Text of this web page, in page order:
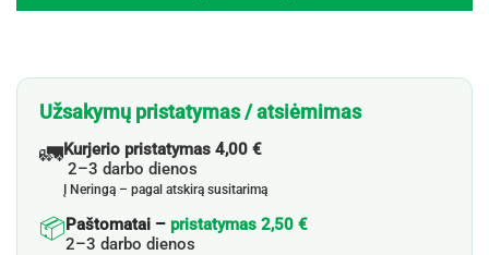
Užsakymų pristatymas / atsiėmimas
🚛Kurjerio pristatymas 4,00 €
2–3 darbo dienos
Į Neringą – pagal atskirą susitarimą
📦Paštomatai – pristatymas 2,50 €
2–3 darbo dienos